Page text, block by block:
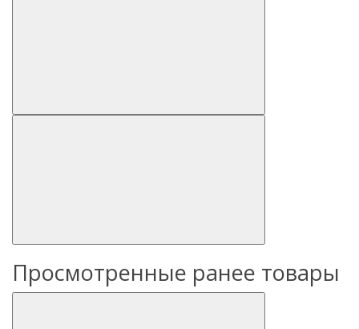
Просмотренные ранее товары